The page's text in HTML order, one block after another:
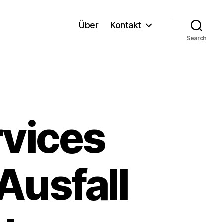
Über Kontakt
Search